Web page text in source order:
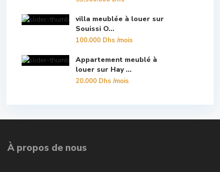
villa meublée à louer sur
Souissi O...
100.000 Dhs/mois
Appartement meublé à
louer sur Hay ...
20.000 Dhs/mois
À propos de nous